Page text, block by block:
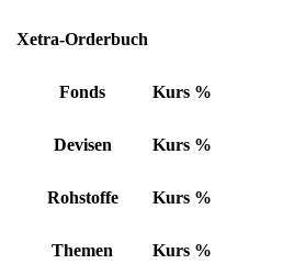
Xetra-Orderbuch
Fonds Kurs %
Devisen Kurs %
Rohstoffe Kurs %
Themen Kurs %